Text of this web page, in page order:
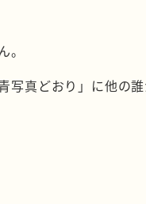
真どおり」に他の